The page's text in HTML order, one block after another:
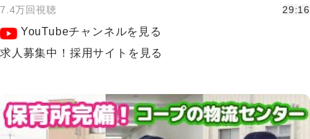
7.4万回視聴 29:16
YouTubeチャンネルを見る
求人募集中！採用サイトを見る